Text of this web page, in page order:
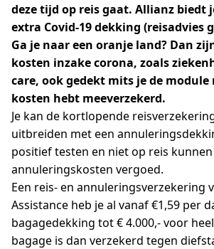
deze tijd op reis gaat. Allianz biedt
extra Covid-19 dekking (reisadvies
Ga je naar een oranje land? Dan
kosten inzake corona, zoals
care, ook gedekt mits je de module
kosten hebt meeverzekerd.
Je kan de kortlopende
uitbreiden met een
positief testen en niet op reis
annuleringskosten vergoed.
Een reis- en annuleringsverzekering
Assistance heb je al vanaf €1,59 per
bagagedekking tot € 4.000,- voor
bagage is dan verzekerd tegen